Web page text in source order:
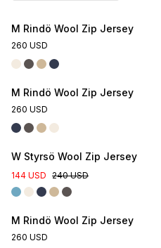
M Rindö Wool Zip Jersey
260 USD
M Rindö Wool Zip Jersey
260 USD
W Styrsö Wool Zip Jersey
144 USD 240 USD
M Rindö Wool Zip Jersey
260 USD